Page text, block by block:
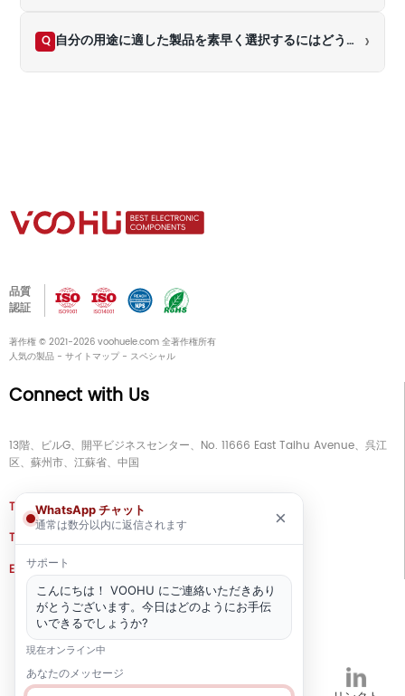
Q 自分の用途に適した製品を素早く選択するにはどうすればよいですか? ›
品質
認証
著作権 © 2021-2026 voohuele.com 全著作権所有
人気の製品 - サイトマップ- スペシャル
Connect with Us
13階、ビルG、開平ビジネスセンター、No. 11666 East Taihu Avenue、呉江
区、蘇州市、江蘇省、中国
TEL
+86 133 5804 1040 (WhatsApp)
TEL
E-MAIL
ソーシャルメディア
WhatsApp チャット
通常は数分以内に返信されます ×
サポート
こんにちは！ VOOHU にご連絡いただきあり
がとうございます。今日はどのようにお手伝
いできるでしょうか?
現在オンライン中
あなたのメッセージ